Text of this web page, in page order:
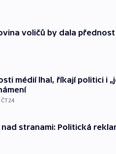
voličů by dala
médií lhal, říkají politici i
ČT24
stranami: Politická